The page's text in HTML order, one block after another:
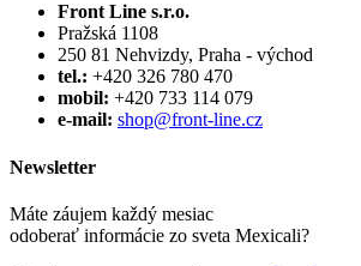
Front Line s.r.o.
Pražská 1108
250 81 Nehvizdy, Praha - východ
tel.: +420 326 780 470
mobil: +420 733 114 079
e-mail: shop@front-line.cz
Newsletter
Máte záujem každý mesiac
odoberať informácie zo sveta Mexicali?